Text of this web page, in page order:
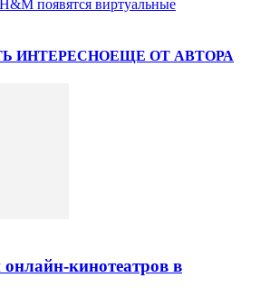
появятся виртуальные
ИНТЕРЕСНОЕЩЕ ОТ АВТОРА
кинотеатров в